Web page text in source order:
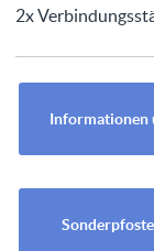
2x
Informationen